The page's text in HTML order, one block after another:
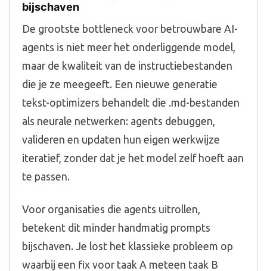
bijschaven
De grootste bottleneck voor betrouwbare AI-
agents is niet meer het onderliggende model,
maar de kwaliteit van de instructiebestanden
die je ze meegeeft. Een nieuwe generatie
tekst-optimizers behandelt die .md-bestanden
als neurale netwerken: agents debuggen,
valideren en updaten hun eigen werkwijze
iteratief, zonder dat je het model zelf hoeft aan
te passen.
Voor organisaties die agents uitrollen,
betekent dit minder handmatig prompts
bijschaven. Je lost het klassieke probleem op
waarbij een fix voor taak A meteen taak B